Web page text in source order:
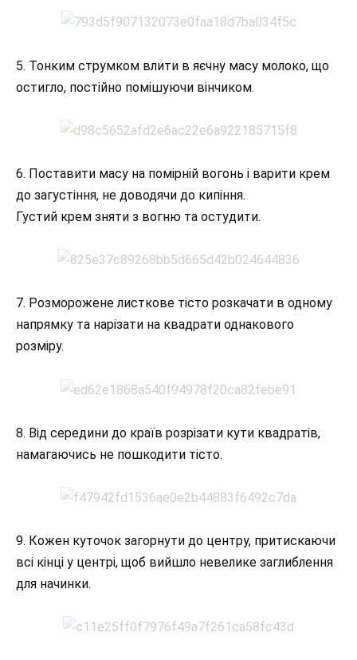
5. Тонким струмком влити в яєчну масу молоко, що
остигло, постійно помішуючи вінчиком.
6. Поставити масу на помірній вогонь і варити крем
до загустіння, не доводячи до кипіння.
Густий крем зняти з вогню та остудити.
7. Розморожене листкове тісто розкачати в одному
напрямку та нарізати на квадрати однакового
розміру.
8. Від середини до країв розрізати кути квадратів,
намагаючись не пошкодити тісто.
9. Кожен куточок загорнути до центру, притискаючи
всі кінці у центрі, щоб вийшло невелике заглиблення
для начинки.